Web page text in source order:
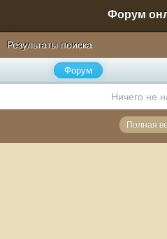
Результаты поиска
Форум
Ничего не
Полная